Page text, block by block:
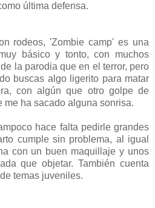
última defensa.
rodeos, 'Zombie camp' es una
básico y tonto, con muchos
la parodia que en el terror, pero
buscas algo ligerito para matar
con algún que otro golpe de
me ha sacado alguna sonrisa.
hace falta pedirle grandes
cumple sin problema, al igual
con un buen maquillaje y unos
que objetar. También cuenta
temas juveniles.